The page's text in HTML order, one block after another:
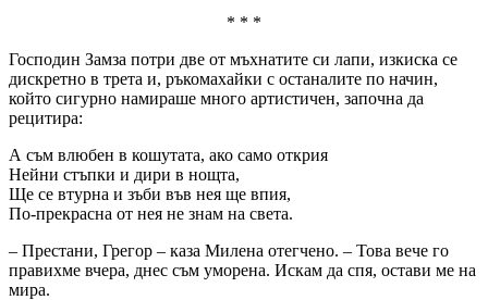
* * *
Господин Замза потри две от мъхнатите си лапи, изкиска се
дискретно в трета и, ръкомахайки с останалите по начин,
който сигурно намираше много артистичен, започна да
рецитира:
А съм влюбен в кошутата, ако само открия
Нейни стъпки и дири в нощта,
Ще се втурна и зъби във нея ще впия,
По-прекрасна от нея не знам на света.
– Престани, Грегор – каза Милена отегчено. – Това вече го
правихме вчера, днес съм уморена. Искам да спя, остави ме на
мира.